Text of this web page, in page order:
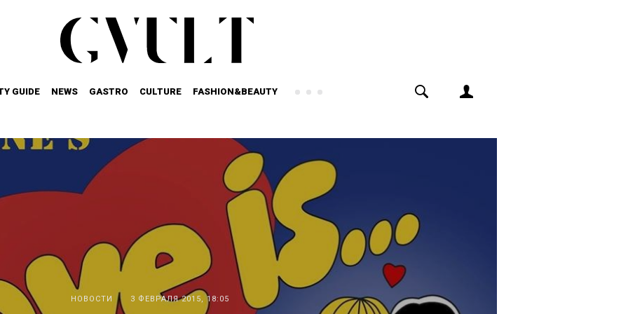
GUIDE NEWS GASTRO CULTURE FASHION&BEAUTY
НОВОСТИ 3 ФЕВРАЛЯ 2015, 18:05